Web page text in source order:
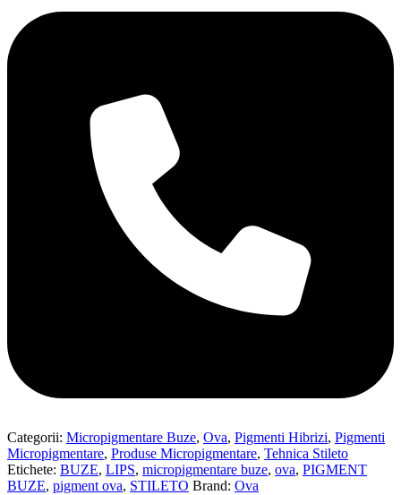
Categorii: Micropigmentare Buze, Ova, Pigmenti Hibrizi, Pigmenti
Micropigmentare, Produse Micropigmentare, Tehnica Stileto
Etichete: BUZE, LIPS, micropigmentare buze, ova, PIGMENT
BUZE, pigment ova, STILETO Brand: Ova